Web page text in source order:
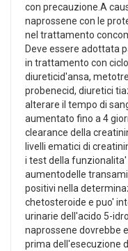
con precauzione.A
naprossene con le
nel trattamento
Deve essere adottata
in trattamento con
diureticid'ansa,
probenecid, diuretici
alterare il tempo di
aumentato fino a 4
clearance della
livelli ematici di
i test della
aumentodelle
positivi nella
chetosteroide e puo'
urinarie dell'acido 5-
naprossene dovrebbe
prima dell'esecuzione